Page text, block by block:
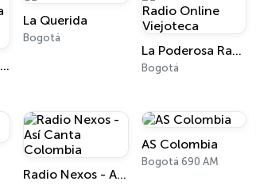
Radio Nexos Musica Cristiana (Iglesia De Jesucristo)
La Querida
Bogotá
La Poderosa Radio Online Viejoteca
Bogotá
Radio Nexos - Así Canta Colombia
AS Colombia
Bogotá 690 AM